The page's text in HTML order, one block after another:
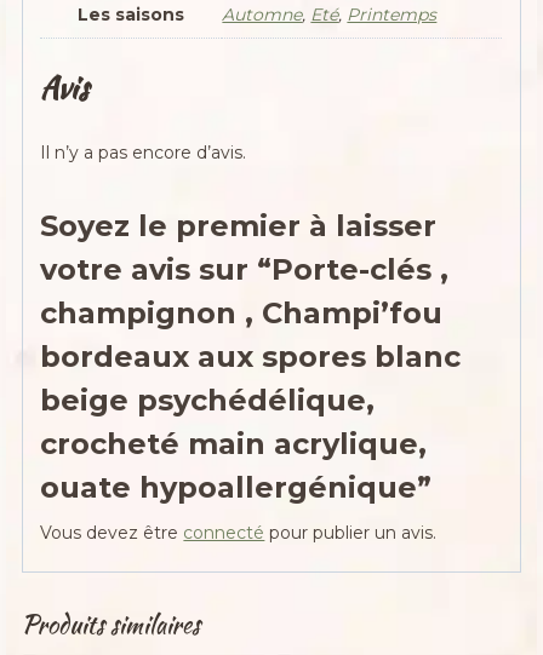
Les saisons Automne, Eté, Printemps
Avis
Il n’y a pas encore d’avis.
Soyez le premier à laisser
votre avis sur “Porte-clés ,
champignon , Champi’fou
bordeaux aux spores blanc
beige psychédélique,
crocheté main acrylique,
ouate hypoallergénique”
Vous devez être connecté pour publier un avis.
Produits similaires